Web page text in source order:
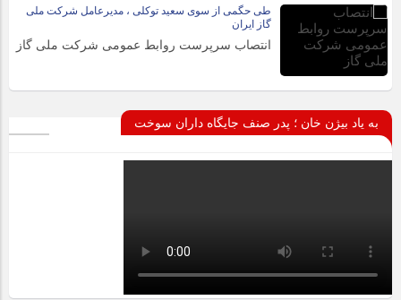
طی حگمی از سوی سعید توکلی ، مدیرعامل شرکت ملی
گاز ایران
انتصاب سرپرست روابط عمومی شرکت ملی گاز
به یاد بیژن خان ؛ پدر صنف جایگاه داران سوخت